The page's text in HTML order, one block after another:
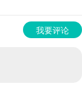
我要评论